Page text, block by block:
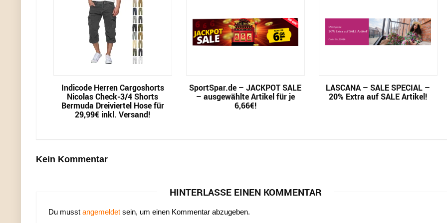
Indicode Herren Cargoshorts
Nicolas Check-3/4 Shorts
Bermuda Dreiviertel Hose für
29,99€ inkl. Versand!
SportSpar.de – JACKPOT SALE
– ausgewählte Artikel für je
6,66€!
LASCANA – SALE SPECIAL –
20% Extra auf SALE Artikel!
Kein Kommentar
HINTERLASSE EINEN KOMMENTAR
Du musst angemeldet sein, um einen Kommentar abzugeben.